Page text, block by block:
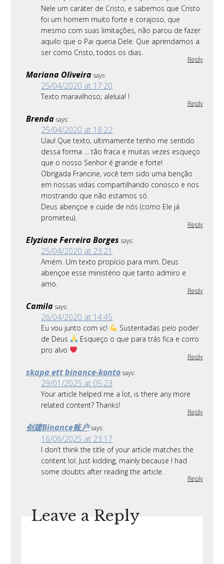
Nele um caráter de Cristo, e sabemos que Cristo
foi um homem muito forte e corajoso, que
mesmo com suas limitações, não parou de fazer
aquilo que o Pai queria Dele. Que aprendamos a
ser como Cristo, todos os dias.
Reply
Mariana Oliveira says:
25/04/2020 at 17:20
Texto maravilhoso; aleluia! !
Reply
Brenda says:
25/04/2020 at 18:22
Uau! Que texto, ultimamente tenho me sentido
dessa forma … tão fraca e muitas vezes esqueço
que o nosso Senhor é grande e forte!
Obrigada Francine, você tem sido uma benção
em nossas vidas compartilhando conosco e nos
mostrando que não estamos só.
Deus abençoe e cuide de nós (como Ele já
prometeu).
Reply
Elyziane Ferreira Borges says:
25/04/2020 at 23:21
Amém. Um texto propício para mim. Deus
abençoe esse ministério que tanto admiro e
amo.
Reply
Camila says:
26/04/2020 at 14:45
Eu vou junto com vc!
Sustentadas pelo poder
de Deus
Esqueço o que para trás fica e corro
pro alvo
Reply
skapa ett binance-konto says:
29/01/2025 at 05:23
Your article helped me a lot, is there any more
related content? Thanks!
Reply
创建Binance账户 says:
16/06/2025 at 23:17
I don’t think the title of your article matches the
content lol. Just kidding, mainly because I had
some doubts after reading the article.
Reply
Leave a Reply